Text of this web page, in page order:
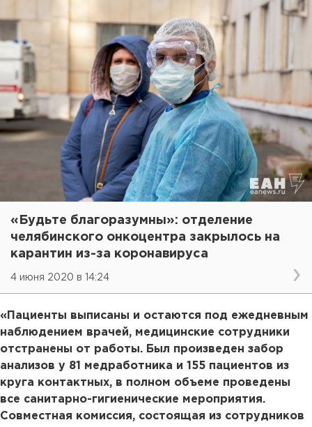
«Будьте благоразумны»: отделение
челябинского онкоцентра закрылось на
карантин из-за коронавируса
4 июня 2020 в 14:24
«Пациенты выписаны и остаются под ежедневным
наблюдением врачей, медицинские сотрудники
отстранены от работы. Был произведен забор
анализов у 81 медработника и 155 пациентов из
круга контактных, в полном объеме проведены
все санитарно-гигиенические мероприятия.
Совместная комиссия, состоящая из сотрудников